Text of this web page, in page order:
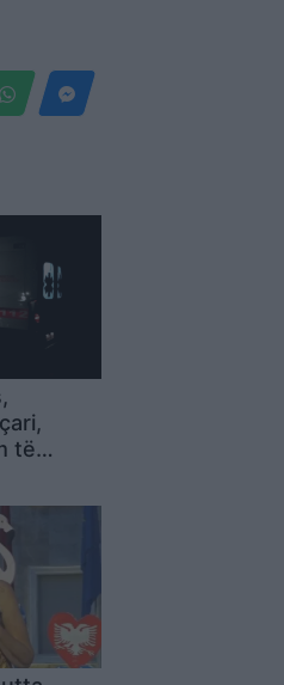
të